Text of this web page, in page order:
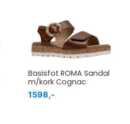
Basisfot ROMA Sandal
m/kork Cognac
1598,-